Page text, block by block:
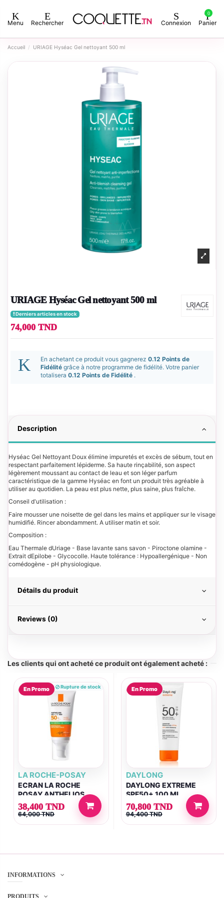
Menu Rechercher Connexion
0
Panier
Accueil URIAGE Hyséac Gel nettoyant 500 ml
URIAGE Hyséac Gel nettoyant 500 ml
Derniers articles en stock
74,000 TND
En achetant ce produit vous gagnerez 0.12 Points de
Fidélité grâce à notre programme de fidélité. Votre panier
totalisera 0.12 Points de Fidélité .
Description
Hyséac Gel Nettoyant Doux élimine impuretés et excès de sébum, tout en
respectant parfaitement lépiderme. Sa haute rinçabilité, son aspect
légèrement moussant au contact de leau et son léger parfum
caractéristique de la gamme Hyséac en font un produit très agréable à
utiliser au quotidien. La peau est plus nette, plus saine, plus fraîche.
Conseil d'utilisation :
Faire mousser une noisette de gel dans les mains et appliquer sur le visage
humidifié. Rincer abondamment. A utiliser matin et soir.
Composition :
Eau Thermale dUriage - Base lavante sans savon - Piroctone olamine -
Extrait dEpilobe - Glycocolle. Haute tolérance : Hypoallergénique - Non
comédogène - pH physiologique.
Détails du produit
Reviews (0)
Les clients qui ont acheté ce produit ont également acheté :
En Promo Rupture de stock
LA ROCHE-POSAY
ECRAN LA ROCHE
POSAY ANTHELIOS
SPF50+ 50ML GEL
CRÈME VISAGE
38,400 TND
64,000 TND
En Promo
DAYLONG
DAYLONG EXTREME
SPF50+ 100 ML
70,800 TND
94,400 TND
INFORMATIONS
PRODUITS